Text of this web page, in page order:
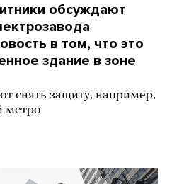
обсуждают
в том, что это
здание в зоне
снять защиту, например,
метро